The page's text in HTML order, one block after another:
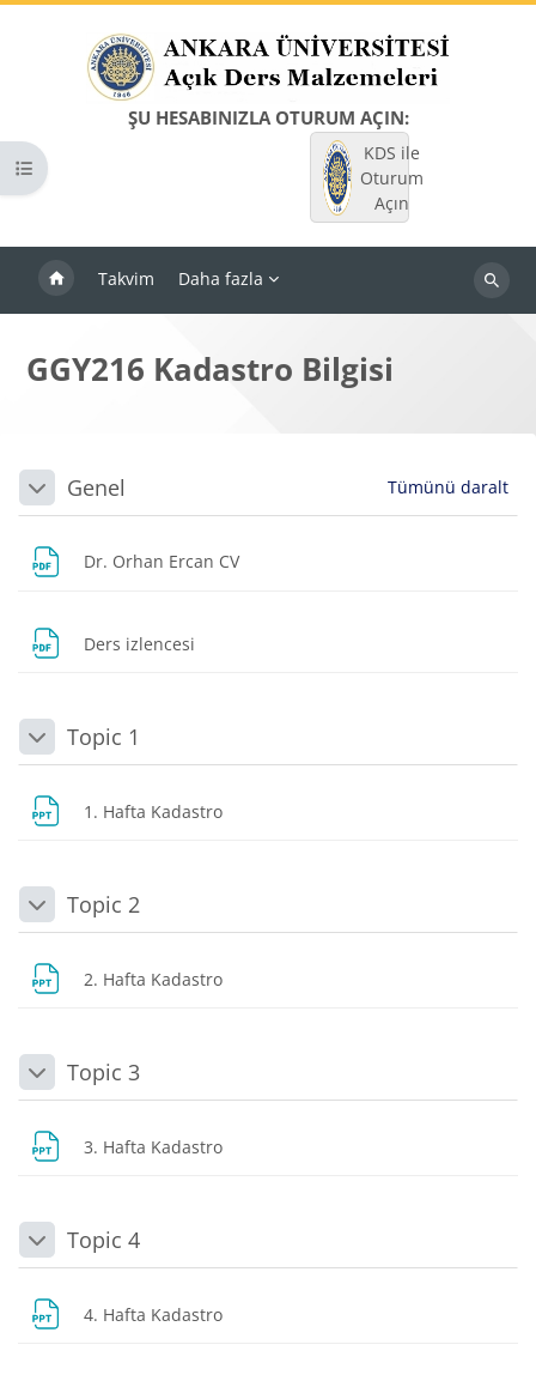
ŞU HESABINIZLA OTURUM AÇIN:
KDS ile
Oturum
Açın
Takvim Daha fazla
Dersleri
Kurs dizinini aç
GGY216 Kadastro Bilgisi
Bloklar
Bölüm anahatları
DaraltGenel Tümünü daralt
Dr. Orhan Ercan CV
Ders izlencesi
DaraltTopic 1
1. Hafta Kadastro
DaraltTopic 2
2. Hafta Kadastro
DaraltTopic 3
3. Hafta Kadastro
DaraltTopic 4
4. Hafta Kadastro